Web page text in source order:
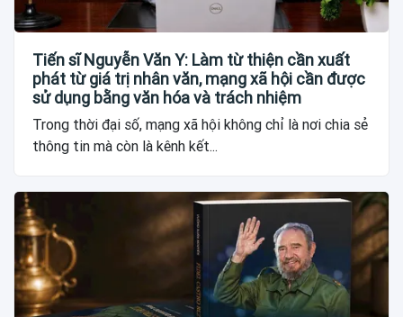
Tiến sĩ Nguyễn Văn Y: Làm từ thiện cần xuất
phát từ giá trị nhân văn, mạng xã hội cần được
sử dụng bằng văn hóa và trách nhiệm
Trong thời đại số, mạng xã hội không chỉ là nơi chia sẻ
thông tin mà còn là kênh kết...